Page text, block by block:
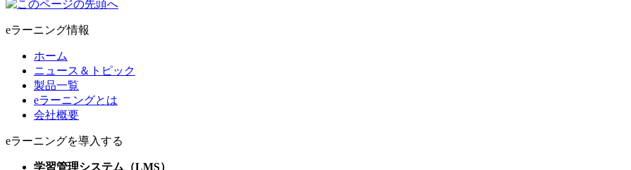
eラーニング情報
ホーム
ニュース＆トピック
製品一覧
eラーニングとは
会社概要
eラーニングを導入する
学習管理システム（LMS）